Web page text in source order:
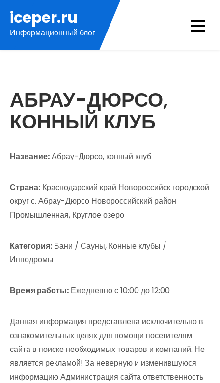
содержимому
iceper.ru
Информационный блог
АБРАУ-ДЮРСО,
КОННЫЙ КЛУБ
Название:Абрау-Дюрсо, конный клуб
Страна: Краснодарский край Новороссийск городской
округ с. Абрау-Дюрсо Новороссийский район
Промышленная, Круглое озеро
Категория: Бани / Сауны, Конные клубы /
Ипподромы
Время работы: Ежедневно с 10:00 до 12:00
Данная информация представлена исключительно в
ознакомительных целях для помощи посетителям
сайта в поиске необходимых товаров и компаний. Не
является рекламой! За неверную и изменившуюся
информацию Администрация сайта ответственность